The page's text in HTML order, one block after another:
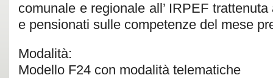
comunale e regionale all’ IRPEF
e pensionati sulle competenze del mese
Modalità:
Modello F24 con modalità telematiche